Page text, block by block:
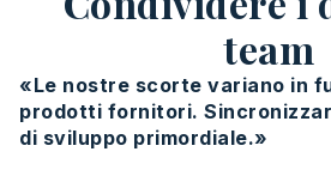
team
«Le nostre scorte variano in
prodotti fornitori.
di sviluppo primordiale.»